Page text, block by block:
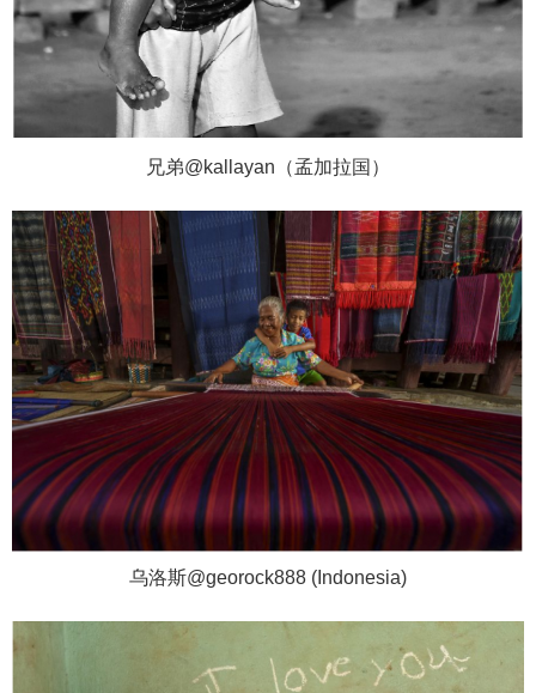
兄弟@kallayan（孟加拉国）
乌洛斯@georock888 (Indonesia)